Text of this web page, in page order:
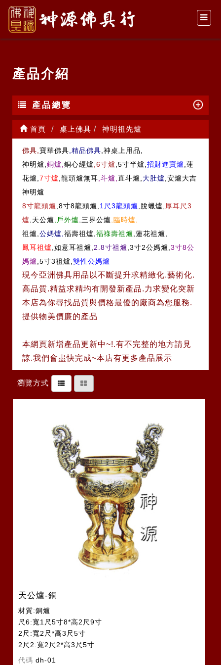
產品介紹
產品總覽
首頁 桌上佛具 神明祖先爐
佛具, 寶華佛具 ,精品佛具 ,神桌上用品,
神明爐, 銅爐, 銅心經爐 ,6寸爐 ,5寸半爐, 招財進寶爐 ,蓮
花爐, 7寸爐 ,龍頭爐無耳 ,斗爐, 直斗爐, 大肚爐 ,安爐大吉
神明爐
8寸龍頭爐 ,8寸8龍頭爐, 1尺3龍頭爐 ,脫蠟爐, 厚耳尺3
爐 ,天公爐 ,戶外爐 ,三界公爐 ,臨時爐,
祖爐, 公媽爐, 福壽祖爐, 福祿壽祖爐 ,蓮花祖爐,
鳳耳祖爐 ,如意耳祖爐, 2.8寸祖爐 ,3寸2公媽爐, 3寸8公
媽爐 ,5寸3祖爐, 雙性公媽爐
現今亞洲佛具用品以不斷提升求精緻化.藝術化.
高品質.精益求精均有開發新產品.力求變化突新
本店為你尋找品質與價格最優的廠商為您服務.
提供物美價廉的產品
本網頁新增產品更新中~!.有不完整的地方請見
諒.我們會盡快完成~本店有更多產品展示
瀏覽方式
天公爐-銅
材質:銅爐
尺6:寬1尺5寸8*高2尺9寸
2尺:寬2尺*高3尺5寸
2尺2:寬2尺2*高3尺5寸
代碼 dh-01